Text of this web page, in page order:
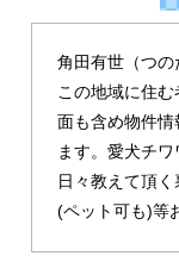
角田有世（つの
この地域に住
面も含め物件
ます。愛犬チ
日々教えて頂
(ペット可も)等